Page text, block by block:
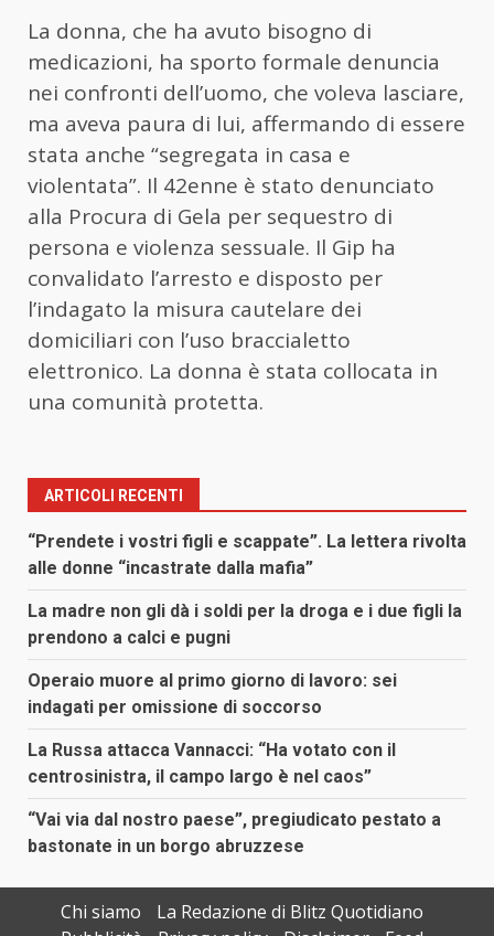
La donna, che ha avuto bisogno di
medicazioni, ha sporto formale denuncia
nei confronti dell’uomo, che voleva lasciare,
ma aveva paura di lui, affermando di essere
stata anche “segregata in casa e
violentata”. Il 42enne è stato denunciato
alla Procura di Gela per sequestro di
persona e violenza sessuale. Il Gip ha
convalidato l’arresto e disposto per
l’indagato la misura cautelare dei
domiciliari con l’uso braccialetto
elettronico. La donna è stata collocata in
una comunità protetta.
ARTICOLI RECENTI
“Prendete i vostri figli e scappate”. La lettera rivolta
alle donne “incastrate dalla mafia”
La madre non gli dà i soldi per la droga e i due figli la
prendono a calci e pugni
Operaio muore al primo giorno di lavoro: sei
indagati per omissione di soccorso
La Russa attacca Vannacci: “Ha votato con il
centrosinistra, il campo largo è nel caos”
“Vai via dal nostro paese”, pregiudicato pestato a
bastonate in un borgo abruzzese
Chi siamo
La Redazione di Blitz Quotidiano